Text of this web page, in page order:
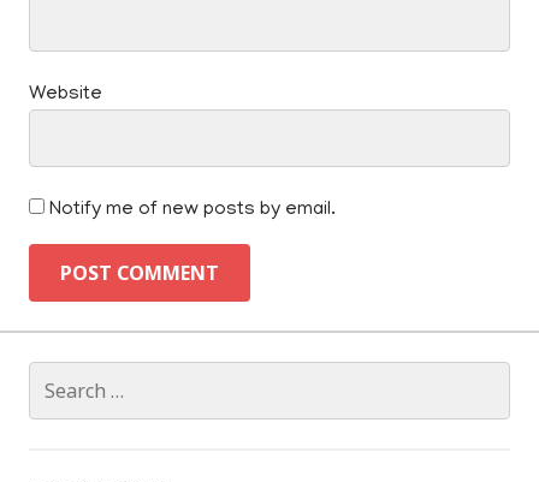
Website
Notify me of new posts by email.
for: